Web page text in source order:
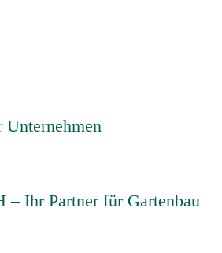
– Ihr Partner für Gartenbau